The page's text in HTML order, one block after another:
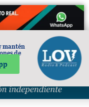
mantén
de